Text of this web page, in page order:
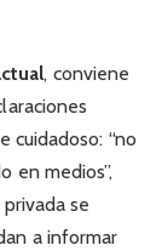
, conviene
cuidadoso: “no
en medios”,
se
a informar